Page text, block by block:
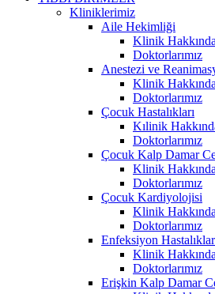
Kliniklerimiz
Aile Hekimliği
Klinik Hakkında
Doktorlarımız
Anestezi ve
Klinik Hakkında
Doktorlarımız
Çocuk Hastalıkları
Kılinik
Doktorlarımız
Çocuk Kalp Damar
Klinik Hakkında
Doktorlarımız
Çocuk Kardiyolojisi
Klinik Hakkında
Doktorlarımız
Enfeksiyon
Klinik Hakkında
Doktorlarımız
Erişkin Kalp Damar